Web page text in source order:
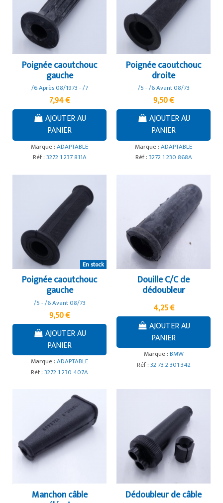
Poignée caoutchouc
gauche
/6 Après 08/1973 - /7
7,94 €
AJOUTER AU
PANIER
Marque :ADAPTABLE
Réf :3272 1 237 811A
Poignée caoutchouc
droite
/5 - /6 Avant 08/73
9,50 €
AJOUTER AU
PANIER
Marque :ADAPTABLE
Réf :3272 1 230 868A
En stock
Poignée caoutchouc
gauche
/5 - /6 Avant 08/73
9,50 €
AJOUTER AU
PANIER
Marque :ADAPTABLE
Réf :3272 1 230 407A
Douille C/C de
dédoubleur
4,25 €
AJOUTER AU
PANIER
Marque :BMW
Réf :32 73 2 301 342
Manchon câble Dédoubleur de câble